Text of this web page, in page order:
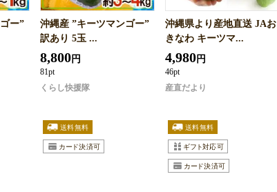
ー”
沖縄産 ”キーツマンゴー”
訳あり 5玉 ...
8,800円
81pt
くらし快援隊
沖縄県より産地直送 JAお
きなわ キーツマ...
4,980円
46pt
産直だより